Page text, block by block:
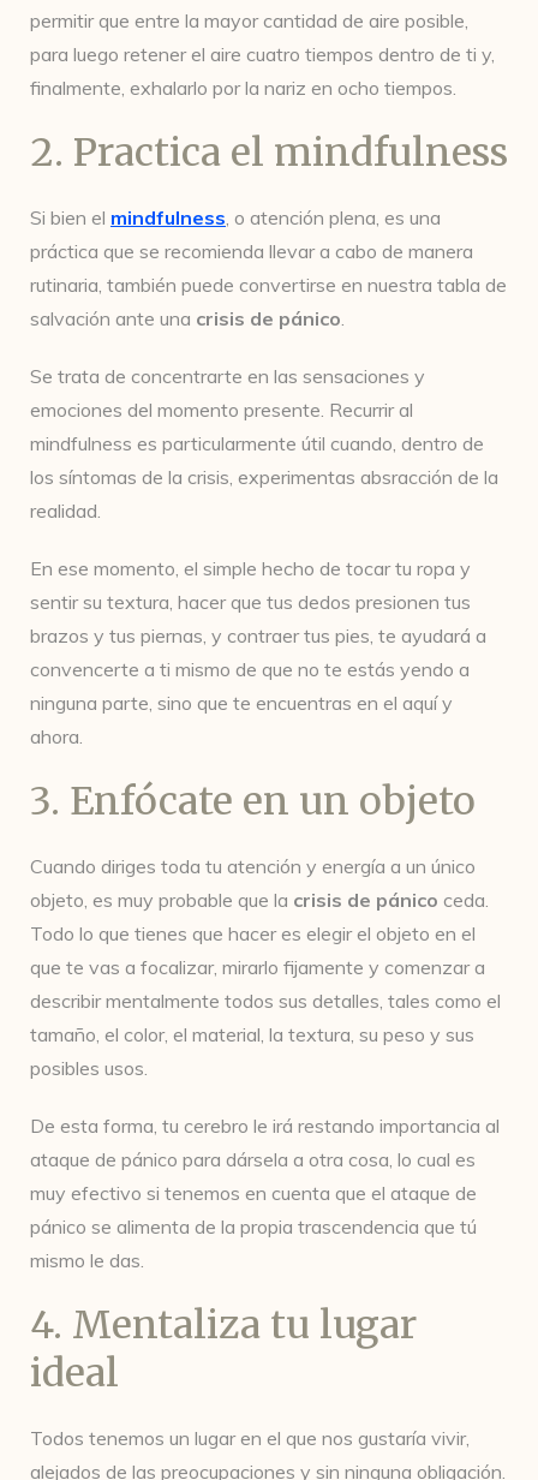
permitir que entre la mayor cantidad de aire posible,
para luego retener el aire cuatro tiempos dentro de ti y,
finalmente, exhalarlo por la nariz en ocho tiempos.
2. Practica el mindfulness
Si bien el mindfulness, o atención plena, es una
práctica que se recomienda llevar a cabo de manera
rutinaria, también puede convertirse en nuestra tabla de
salvación ante una crisis de pánico.
Se trata de concentrarte en las sensaciones y
emociones del momento presente. Recurrir al
mindfulness es particularmente útil cuando, dentro de
los síntomas de la crisis, experimentas absracción de la
realidad.
En ese momento, el simple hecho de tocar tu ropa y
sentir su textura, hacer que tus dedos presionen tus
brazos y tus piernas, y contraer tus pies, te ayudará a
convencerte a ti mismo de que no te estás yendo a
ninguna parte, sino que te encuentras en el aquí y
ahora.
3. Enfócate en un objeto
Cuando diriges toda tu atención y energía a un único
objeto, es muy probable que la crisis de pánico ceda.
Todo lo que tienes que hacer es elegir el objeto en el
que te vas a focalizar, mirarlo fijamente y comenzar a
describir mentalmente todos sus detalles, tales como el
tamaño, el color, el material, la textura, su peso y sus
posibles usos.
De esta forma, tu cerebro le irá restando importancia al
ataque de pánico para dársela a otra cosa, lo cual es
muy efectivo si tenemos en cuenta que el ataque de
pánico se alimenta de la propia trascendencia que tú
mismo le das.
4. Mentaliza tu lugar
ideal
Todos tenemos un lugar en el que nos gustaría vivir,
alejados de las preocupaciones y sin ninguna obligación.